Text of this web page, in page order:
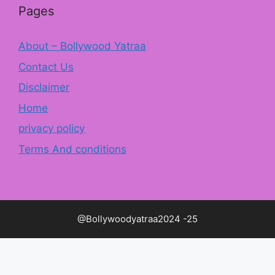
Pages
About – Bollywood Yatraa
Contact Us
Disclaimer
Home
privacy policy
Terms And conditions
@Bollywoodyatraa2024 -25